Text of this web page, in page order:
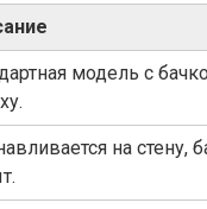
модель с
на стену,